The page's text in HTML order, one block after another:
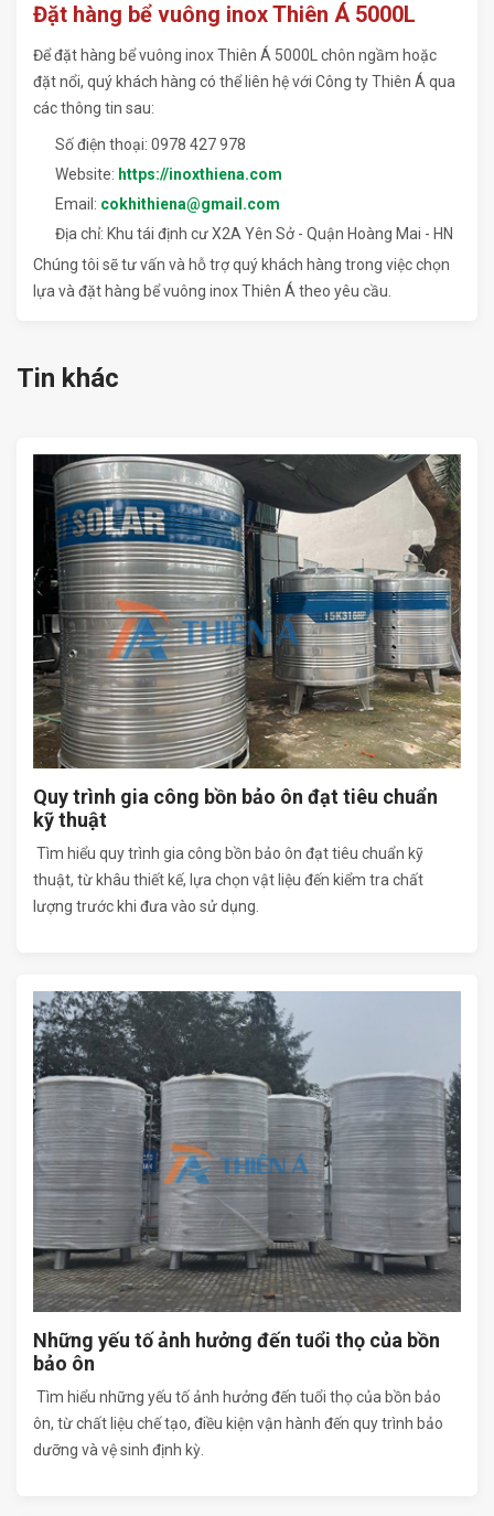
Đặt hàng bể vuông inox Thiên Á 5000L
Để đặt hàng bể vuông inox Thiên Á 5000L chôn ngầm hoặc
đặt nổi, quý khách hàng có thể liên hệ với Công ty Thiên Á qua
các thông tin sau:
Số điện thoại: 0978 427 978
Website: https://inoxthiena.com
Email: cokhithiena@gmail.com
Địa chỉ: Khu tái định cư X2A Yên Sở - Quận Hoàng Mai - HN
Chúng tôi sẽ tư vấn và hỗ trợ quý khách hàng trong việc chọn
lựa và đặt hàng bể vuông inox Thiên Á theo yêu cầu.
Tin khác
Quy trình gia công bồn bảo ôn đạt tiêu chuẩn
kỹ thuật
Tìm hiểu quy trình gia công bồn bảo ôn đạt tiêu chuẩn kỹ
thuật, từ khâu thiết kế, lựa chọn vật liệu đến kiểm tra chất
lượng trước khi đưa vào sử dụng.
Những yếu tố ảnh hưởng đến tuổi thọ của bồn
bảo ôn
Tìm hiểu những yếu tố ảnh hưởng đến tuổi thọ của bồn bảo
ôn, từ chất liệu chế tạo, điều kiện vận hành đến quy trình bảo
dưỡng và vệ sinh định kỳ.